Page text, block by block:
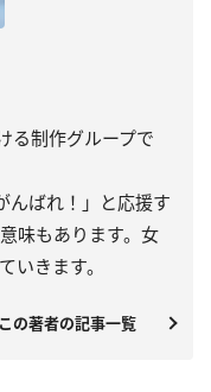
る制作グループで
んばれ！」と応援す
味もあります。女
いきます。
この著者の記事一覧